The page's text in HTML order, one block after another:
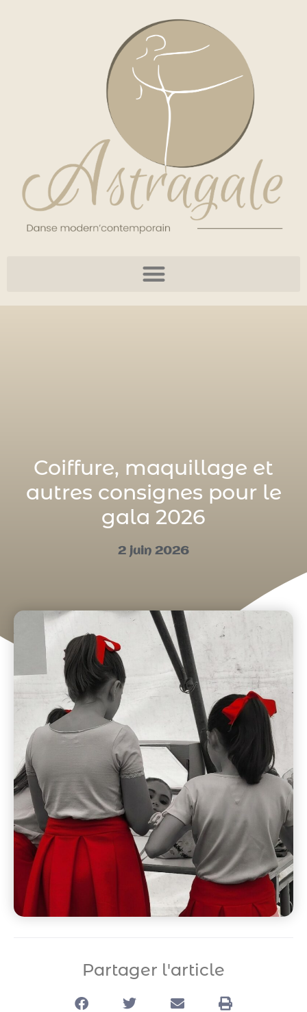
Coiffure, maquillage et
autres consignes pour le
gala 2026
2 juin 2026
Partager l'article